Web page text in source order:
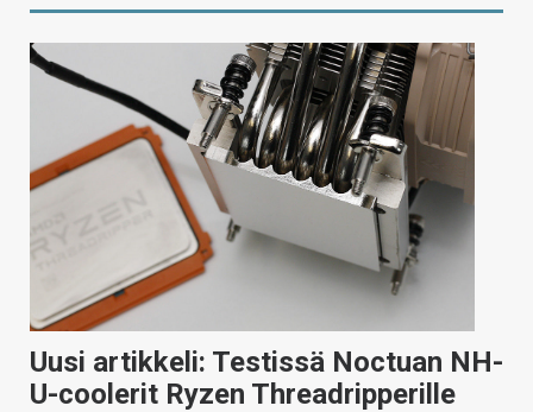
Uusi artikkeli: Testissä Noctuan NH-
U-coolerit Ryzen Threadripperille